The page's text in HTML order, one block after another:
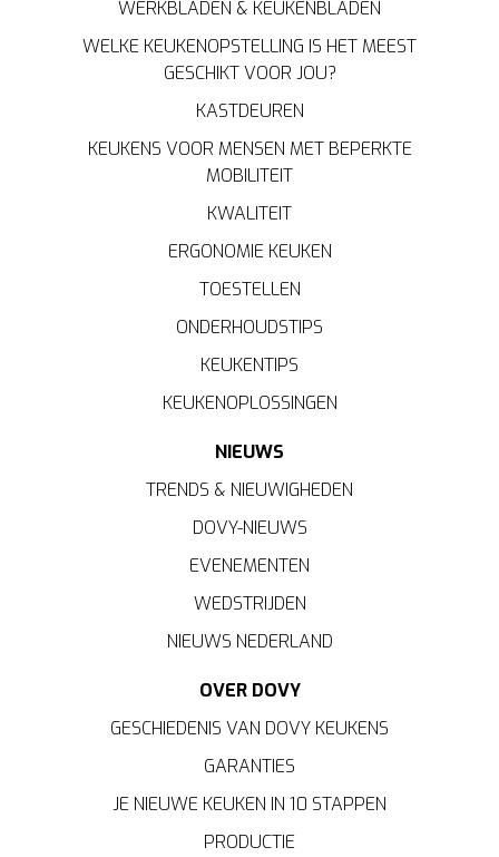
WERKBLADEN & KEUKENBLADEN
WELKE KEUKENOPSTELLING IS HET MEEST
GESCHIKT VOOR JOU?
KASTDEUREN
KEUKENS VOOR MENSEN MET BEPERKTE
MOBILITEIT
KWALITEIT
ERGONOMIE KEUKEN
TOESTELLEN
ONDERHOUDSTIPS
KEUKENTIPS
KEUKENOPLOSSINGEN
NIEUWS
TRENDS & NIEUWIGHEDEN
DOVY-NIEUWS
EVENEMENTEN
WEDSTRIJDEN
NIEUWS NEDERLAND
OVER DOVY
GESCHIEDENIS VAN DOVY KEUKENS
GARANTIES
JE NIEUWE KEUKEN IN 10 STAPPEN
PRODUCTIE